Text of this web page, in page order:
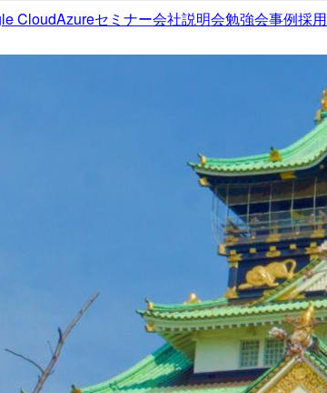
CloudAzureセミナー会社説明会勉強会事例採用